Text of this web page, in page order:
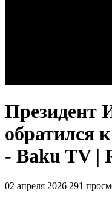
Президент
обратился
- Baku TV |
02 апреля 2026 291